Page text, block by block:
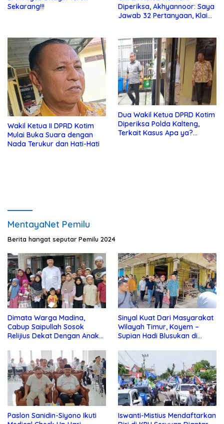
Sekarang!!!
Diperiksa, Akhyannoor: Saya
Jawab 32 Pertanyaan, Klaim
Wakil Ketua II DPRD Kotim
Mulai Buka Suara dengan
Nada Terukur dan Hati-Hati
Dua Wakil Ketua DPRD Kotim
Diperiksa Polda Kalteng,
Terkait Kasus Apa ya?…
MentayaNet Pemilu
Berita hangat seputar Pemilu 2024
Dimata Warga Madina,
Cabup Saipullah Sosok
Relijius Dekat Dengan Anak
Sinyal Kuat Dari Masyarakat
Wilayah Timur, Koyem –
Supian Hadi Blusukan di
Paslon Sanidin-Siyono Ikuti
Iswanti-Mistius Mendaftarkan